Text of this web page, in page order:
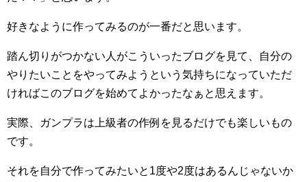
好きなように作ってみるのが一番だと思います。
踏ん切りがつかない人がこういったブログを見て、自分の
やりたいことをやってみようという気持ちになっていただ
ければこのブログを始めてよかったなぁと思えます。
実際、ガンプラは上級者の作例を見るだけでも楽しいもの
です。
それを自分で作ってみたいと1度や2度はあるんじゃないか